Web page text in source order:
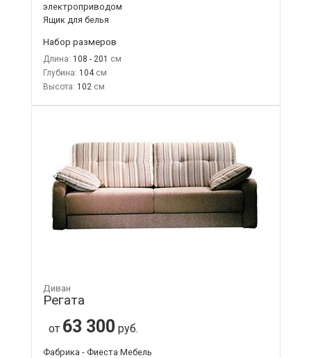
электроприводом
Ящик для белья
Набор размеров
Длина: 108 - 201
Глубина: 104
Высота: 102
Диван
Регата
от 63 300 руб.
Фабрика - Фиеста Мебель